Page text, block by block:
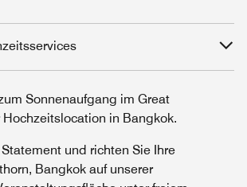
Sonnenaufgang im Great
Hochzeitslocation in Bangkok.
und richten Sie Ihre
Bangkok auf unserer